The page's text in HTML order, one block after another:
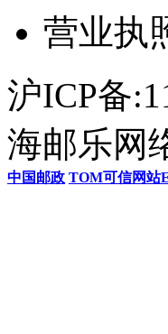
营业执
沪ICP备
海邮乐网
中国邮政 TOM可信网站